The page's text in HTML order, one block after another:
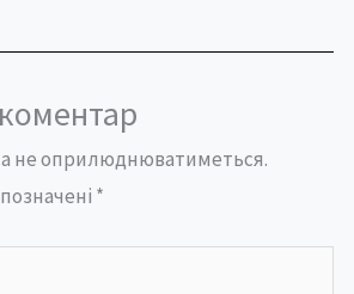
не оприлюднюватиметься.
*